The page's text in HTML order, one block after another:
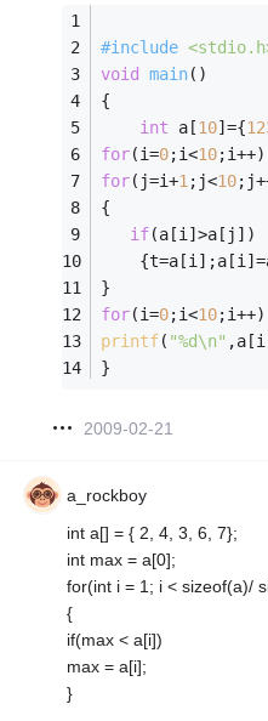
#include
void main()
{
int a[10]={
for(i=0;i<10;i++)
for(j=i+1 ;j<10
{
if(a[i]>a[j])
}
for(i=0;i<10;i++)
printf( "%d\n"
}
2009-02-21
a_rockboy
int a[] = { 2, 4, 3, 6, 7};
int max = a[0];
for(int i = 1; i < sizeof(a)/
{
if(max < a[i])
max = a[i];
}